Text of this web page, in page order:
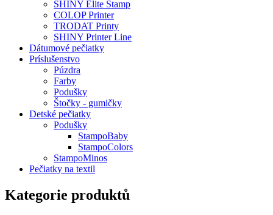
SHINY Elite Stamp
COLOP Printer
TRODAT Printy
SHINY Printer Line
Dátumové pečiatky
Príslušenstvo
Púzdra
Farby
Podušky
Štočky - gumičky
Detské pečiatky
Podušky
StampoBaby
StampoColors
StampoMinos
Pečiatky na textil
Kategorie produktů